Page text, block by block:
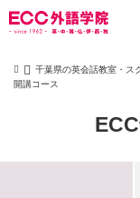
千葉県の英会話教室・ス
開講コース